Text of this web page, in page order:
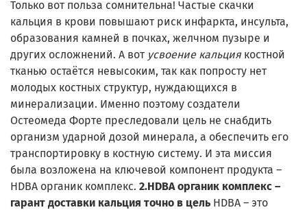
Только вот польза сомнительна! Частые скачки
кальция в крови повышают риск инфаркта, инсульта,
образования камней в почках, желчном пузыре и
других осложнений. А вот усвоение кальциякостной
тканью остаётся невысоким, так как попросту нет
молодых костных структур, нуждающихся в
минерализации. Именно поэтому создатели
Остеомеда Форте преследовали цель не снабдить
организм ударной дозой минерала, а обеспечить его
транспортировку в костную систему. И эта миссия
была возложена на ключевой компонент продукта –
HDBA органик комплекс. 2.HDBA органик комплекс –
гарант доставки кальция точно в цель HDBA – это